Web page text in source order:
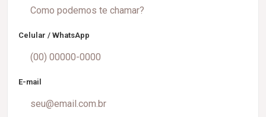
Celular / WhatsApp
E-mail